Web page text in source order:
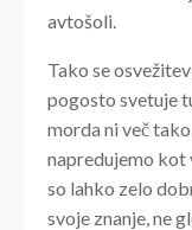
avtošoli.
Tako se
pogosto svetuje
morda ni več
napredujemo kot
so lahko zelo
svoje znanje, ne